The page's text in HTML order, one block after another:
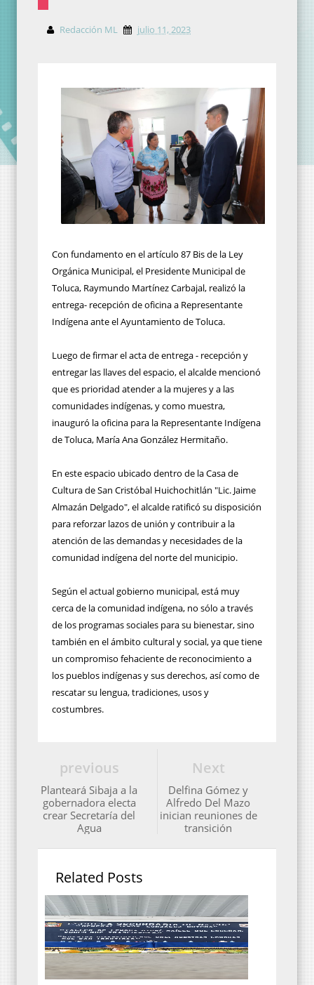
Redacción ML julio 11, 2023
Con fundamento en el artículo 87 Bis de la Ley
Orgánica Municipal, el Presidente Municipal de
Toluca, Raymundo Martínez Carbajal, realizó la
entrega- recepción de oficina a Representante
Indígena ante el Ayuntamiento de Toluca.
Luego de firmar el acta de entrega - recepción y
entregar las llaves del espacio, el alcalde mencionó
que es prioridad atender a la mujeres y a las
comunidades indígenas, y como muestra,
inauguró la oficina para la Representante Indígena
de Toluca, María Ana González Hermitaño.
En este espacio ubicado dentro de la Casa de
Cultura de San Cristóbal Huichochitlán "Lic. Jaime
Almazán Delgado", el alcalde ratificó su disposición
para reforzar lazos de unión y contribuir a la
atención de las demandas y necesidades de la
comunidad indígena del norte del municipio.
Según el actual gobierno municipal, está muy
cerca de la comunidad indígena, no sólo a través
de los programas sociales para su bienestar, sino
también en el ámbito cultural y social, ya que tiene
un compromiso fehaciente de reconocimiento a
los pueblos indígenas y sus derechos, así como de
rescatar su lengua, tradiciones, usos y
costumbres.
Next
Delfina Gómez y
Alfredo Del Mazo
inician reuniones de
transición
previous
Planteará Sibaja a la
gobernadora electa
crear Secretaría del
Agua
Related Posts